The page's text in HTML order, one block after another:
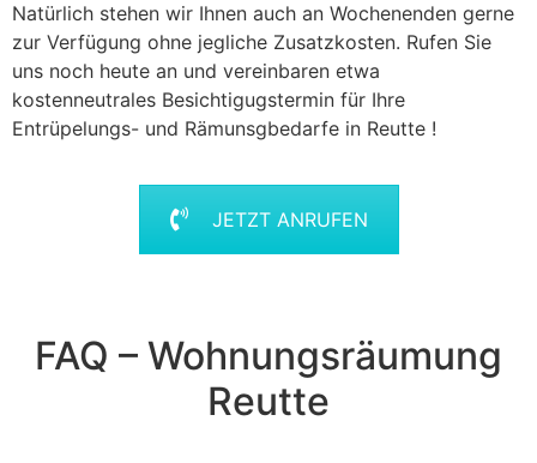
Natürlich stehen wir Ihnen auch an Wochenenden gerne
zur Verfügung ohne jegliche Zusatzkosten. Rufen Sie
uns noch heute an und vereinbaren etwa
kostenneutrales Besichtigugstermin für Ihre
Entrüpelungs- und Rämunsgbedarfe in Reutte !
JETZT ANRUFEN
FAQ – Wohnungsräumung
Reutte